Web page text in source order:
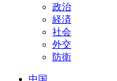
政治
経済
社会
外交
防衛
中国